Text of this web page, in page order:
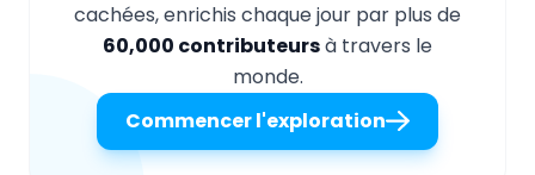
cachées, enrichis chaque jour par plus de
60,000 contributeursà travers le
monde.
Commencer l'exploration